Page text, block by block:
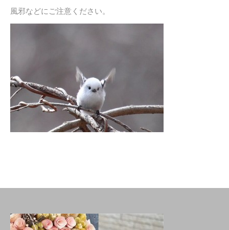
風邪などにご注意ください。